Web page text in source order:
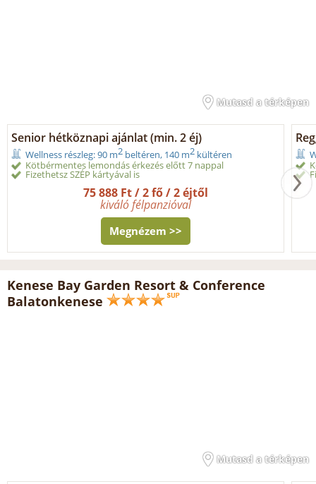
Mutasd a térképen
Senior hétköznapi ajánlat (min. 2 éj)
Wellness részleg: 90 m2 beltéren, 140 m2 kültéren
Kötbérmentes lemondás érkezés előtt 7 nappal
Fizethetsz SZÉP kártyával is
75 888 Ft / 2 fő / 2 éjtől
kiváló félpanzióval
Megnézem >>
Kenese Bay Garden Resort & Conference
Balatonkenese
Mutasd a térképen